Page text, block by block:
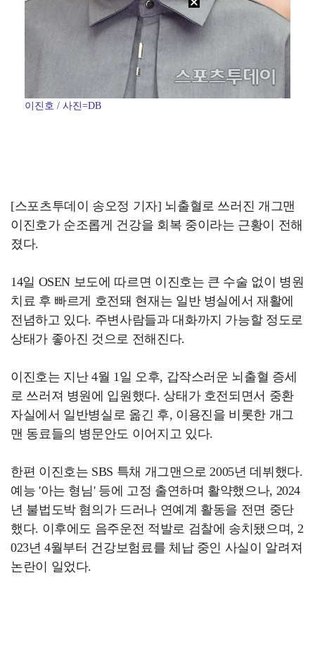
이진호 / 사진=DB
[스포츠투데이 송오정 기자] 뇌출혈로 쓰러진 개그맨
이진호가 순조롭게 건강을 회복 중이라는 근황이 전해
졌다.
14일 OSEN 보도에 따르면 이진호는 큰 수술 없이 병원
치료 후 빠르게 호전돼 현재는 일반 병실에서 재활에
전념하고 있다. 주변사람들과 대화까지 가능할 정도로
상태가 좋아진 것으로 전해진다.
이진호는 지난 4월 1일 오후, 갑작스러운 뇌출혈 증세
로 쓰러져 병원에 입원했다. 상태가 호전되면서 중환
자실에서 일반병실로 옮긴 후, 이용진을 비롯한 개그
맨 동료들의 병문안도 이어지고 있다.
한편 이진호는 SBS 특채 개그맨으로 2005년 데뷔했다.
예능 '아는 형님' 등에 고정 출연하며 활약했으나, 2024
년 불법도박 혐의가 드러나 연예계 활동을 전면 중단
했다. 이후에도 음주운전 적발로 검찰에 송치됐으며, 2
023년 4월부터 건강보험료를 체납 중인 사실이 알려져
논란이 일었다.